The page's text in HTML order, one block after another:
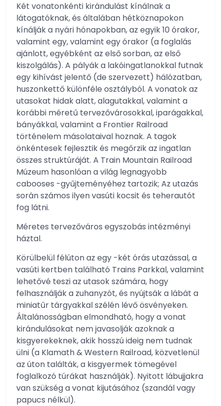
Két vonatonkénti kirándulást kínálnak a
látogatóknak, és általában hétköznapokon
kínálják a nyári hónapokban, az egyik 10 órakor,
valamint egy, valamint egy órakor (a foglalás
ajánlott, egyébként az első sorban, az első
kiszolgálás). A pályák a lakóingatlanokkal futnak
egy kihívást jelentő (de szervezett) hálózatban,
huszonkettő különféle osztályból. A vonatok az
utasokat hidak alatt, alagutakkal, valamint a
korábbi méretű tervezővárosokkal, iparágakkal,
bányákkal, valamint a Frontier Railroad
történelem másolataival hoznak. A tagok
önkéntesek fejlesztik és megőrzik az ingatlan
összes struktúráját. A Train Mountain Railroad
Múzeum hasonlóan a világ legnagyobb
cabooses -gyűjteményéhez tartozik; Az utazás
során számos ilyen vasúti kocsit és teherautót
fog látni.
Méretes tervezőváros egyszobás intézményi
háztal.
Körülbelül félúton az egy -két órás utazással, a
vasúti kertben található Trains Parkkal, valamint
lehetővé teszi az utasok számára, hogy
felhasználják a zuhanyzót, és nyújtsák a lábát a
miniatűr tárgyakkal szélén lévő ösvényeken.
Általánosságban elmondható, hogy a vonat
kirándulásokat nem javasolják azoknak a
kisgyerekeknek, akik hosszú ideig nem tudnak
ülni (a Klamath & Western Railroad, közvetlenül
az úton találták, a kisgyermek tömegével
foglalkozó túrákat használják). Nyitott lábujjakra
van szükség a vonat kijutásához (szandál vagy
papucs nélkül).